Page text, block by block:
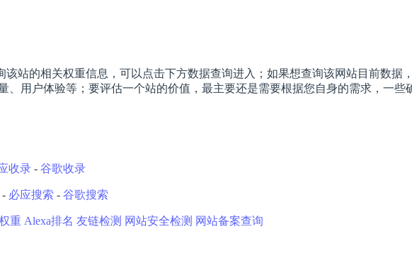
该站的相关权重信息，可以点击下方数据查询进入；如果想查询该网站目前数据
、用户体验等；要评估一个站的价值，最主要还是需要根据您自身的需求，一
收录 - 谷歌收录
- 必应搜索 - 谷歌搜索
重 Alexa排名 友链检测 网站安全检测 网站备案查询